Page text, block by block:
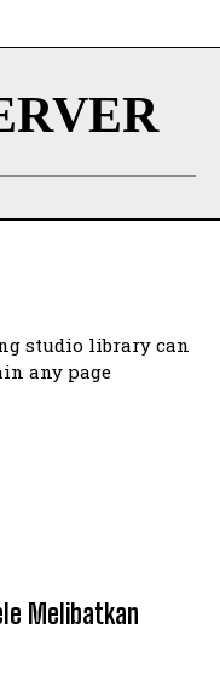
studio library can
any page
Melibatkan